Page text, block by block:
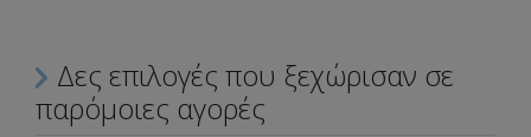
Δες επιλογές που ξεχώρισαν σε
παρόμοιες αγορές